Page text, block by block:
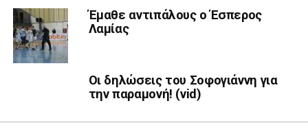
Έμαθε αντιπάλους ο Έσπερος
Λαμίας
Οι δηλώσεις του Σοφογιάννη για
την παραμονή! (vid)